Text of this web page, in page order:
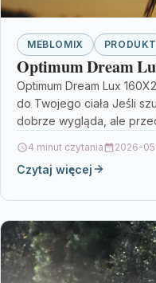
MEBLOMIX PRODUKT
Optimum Dream
Optimum Dream Lux
do Twojego ciała Jeśli
dobrze wygląda, ale
4 minut czytania 2026-
Czytaj więcej